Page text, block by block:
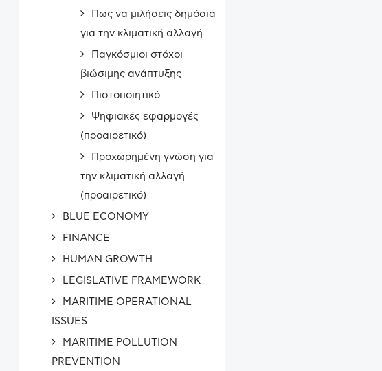
Πως να μιλήσεις δημόσια
για την κλιματική αλλαγή
Παγκόσμιοι στόχοι
βιώσιμης ανάπτυξης
Πιστοποιητικό
Ψηφιακές εφαρμογές
(προαιρετικό)
Προχωρημένη γνώση για
την κλιματική αλλαγή
(προαιρετικό)
BLUE ECONOMY
FINANCE
HUMAN GROWTH
LEGISLATIVE FRAMEWORK
MARITIME OPERATIONAL
ISSUES
MARITIME POLLUTION
PREVENTION